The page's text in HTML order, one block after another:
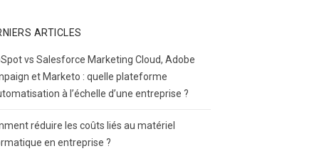
ARTICLES
vs Salesforce Marketing Cloud, Adobe
et Marketo : quelle plateforme
à l’échelle d’une entreprise ?
réduire les coûts liés au matériel
en entreprise ?